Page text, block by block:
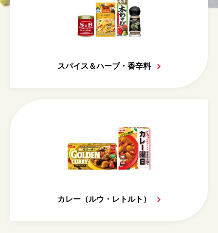
スパイス＆ハーブ・香辛料
カレー（ルウ・レトルト）